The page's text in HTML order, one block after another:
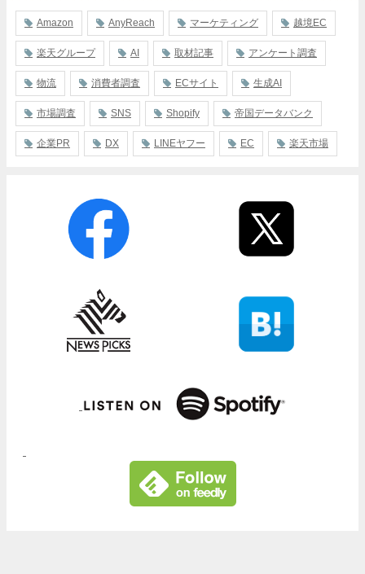
Amazon AnyReach マーケティング 越境EC
楽天グループ AI 取材記事 アンケート調査
物流 消費者調査 ECサイト 生成AI
市場調査 SNS Shopify 帝国データバンク
企業PR DX LINEヤフー EC 楽天市場